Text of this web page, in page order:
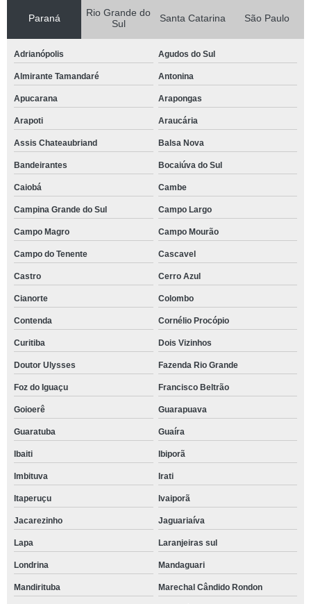
Paraná
Rio Grande do
Sul
Santa Catarina São Paulo
Adrianópolis Agudos do Sul
Almirante Tamandaré Antonina
Apucarana Arapongas
Arapoti Araucária
Assis Chateaubriand Balsa Nova
Bandeirantes Bocaiúva do Sul
Caiobá Cambe
Campina Grande do Sul Campo Largo
Campo Magro Campo Mourão
Campo do Tenente Cascavel
Castro Cerro Azul
Cianorte Colombo
Contenda Cornélio Procópio
Curitiba Dois Vizinhos
Doutor Ulysses Fazenda Rio Grande
Foz do Iguaçu Francisco Beltrão
Goioerê Guarapuava
Guaratuba Guaíra
Ibaiti Ibiporã
Imbituva Irati
Itaperuçu Ivaiporã
Jacarezinho Jaguariaíva
Lapa Laranjeiras sul
Londrina Mandaguari
Mandirituba Marechal Cândido Rondon